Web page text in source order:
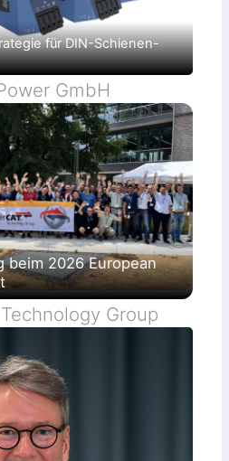
für DIN-Schienen-
GmbH
beim 2026 European
Group